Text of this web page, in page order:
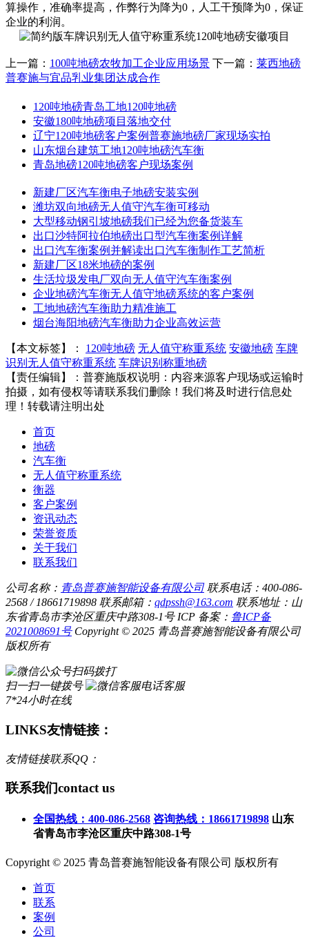
算操作，准确率提高，作弊行为降为0，人工干预降为0，保证
企业的利润。
上一篇： 100吨地磅农牧加工企业应用场景 下一篇： 莱西地磅
普赛施与宜品乳业集团达成合作
120吨地磅青岛工地120吨地磅
安徽180吨地磅项目落地交付
辽宁120吨地磅客户案例普赛施地磅厂家现场实拍
山东烟台建筑工地120吨地磅汽车衡
青岛地磅120吨地磅客户现场案例
新建厂区汽车衡电子地磅安装实例
潍坊双向地磅无人值守汽车衡可移动
大型移动钢引坡地磅我们已经为您备货装车
出口沙特阿拉伯地磅出口型汽车衡案例详解
出口汽车衡案例并解读出口汽车衡制作工艺简析
新建厂区18米地磅的案例
生活垃圾发电厂双向无人值守汽车衡案例
企业地磅汽车衡无人值守地磅系统的客户案例
工地地磅汽车衡助力精准施工
烟台海阳地磅汽车衡助力企业高效运营
【本文标签】： 120吨地磅 无人值守称重系统 安徽地磅 车牌
识别无人值守称重系统 车牌识别称重地磅
【责任编辑】： 普赛施版权说明：内容来源客户现场或运输时
拍摄，如有侵权等请联系我们删除！我们将及时进行信息处
理！转载请注明出处
首页
地磅
汽车衡
无人值守称重系统
衡器
客户案例
资讯动态
荣誉资质
关于我们
联系我们
公司名称： 青岛普赛施智能设备有限公司 联系电话：400-086-
2568 / 18661719898 联系邮箱： qdpssh@163.com 联系地址：山
东省青岛市李沧区重庆中路308-1号 ICP 备案： 鲁ICP备
2021008691号 Copyright © 2025 青岛普赛施智能设备有限公司
版权所有
扫码拨打
扫一扫一键拨号
电话客服
7*24小时在线
LINKS友情链接：
友情链接联系QQ：
联系我们contact us
全国热线：400-086-2568 咨询热线：18661719898 山东
省青岛市李沧区重庆中路308-1号
Copyright © 2025 青岛普赛施智能设备有限公司 版权所有
首页
联系
案例
公司